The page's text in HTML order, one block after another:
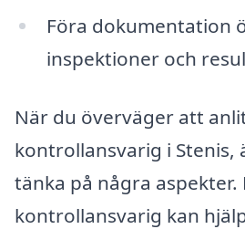
Föra dokumentation
inspektioner och
När du överväger att
kontrollansvarig i Stenis,
tänka på några aspekter.
kontrollansvarig kan